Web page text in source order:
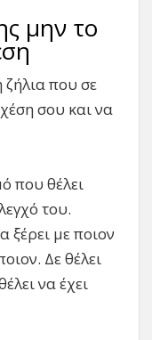
μην το
ζήλια που σε
σου και να
που θέλει
του.
ξέρει με ποιον
Δε θέλει
να έχει